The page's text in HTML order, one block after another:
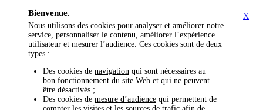
X
Bienvenue.
Nous utilisons des cookies pour analyser et améliorer notre
service, personnaliser le contenu, améliorer l’expérience
utilisateur et mesurer l’audience. Ces cookies sont de deux
types :
Des cookies de navigation qui sont nécessaires au
bon fonctionnement du site Web et qui ne peuvent
être désactivés ;
Des cookies de mesure d’audience qui permettent de